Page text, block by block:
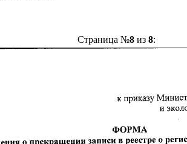
Страница №8из 8: